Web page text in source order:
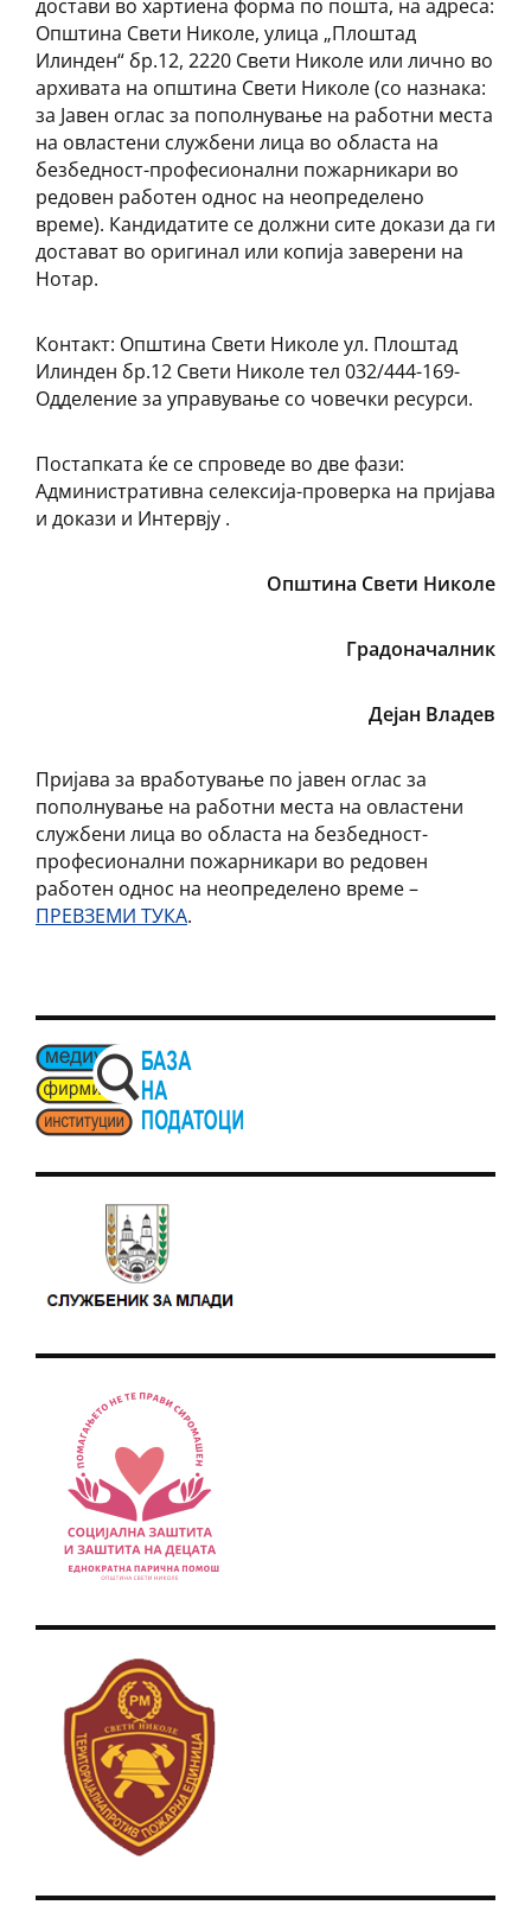
достави во хартиена форма по пошта, на адреса:
Општина Свети Николе, улица „Плоштад
Илинден“ бр.12, 2220 Свети Николе или лично во
архивата на општина Свети Николе (со назнака:
за Јавен оглас за пополнување на работни места
на овластени службени лица во областа на
безбедност-професионални пожарникари во
редовен работен однос на неопределено
време). Кандидатите се должни сите докази да ги
достават во оригинал или копија заверени на
Нотар.
Контакт: Општина Свети Николе ул. Плоштад
Илинден бр.12 Свети Николе тел 032/444-169-
Одделение за управување со човечки ресурси.
Постапката ќе се спроведе во две фази:
Административна селексија-проверка на пријава
и докази и Интервју .
Општина Свети Николе
Градоначалник
Дејан Владев
Пријава за вработување по јавен оглас за
пополнување на работни места на овластени
службени лица во областа на безбедност-
професионални пожарникари во редовен
работен однос на неопределено време –
ПРЕВЗЕМИ ТУКА.